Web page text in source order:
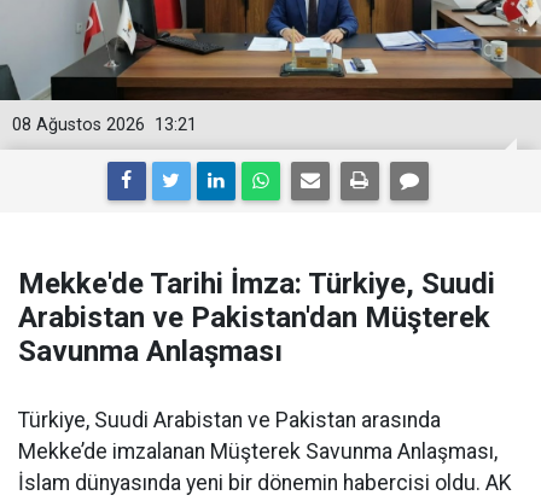
13:21
08 Ağustos 2026
Mekke'de Tarihi İmza: Türkiye, Suudi
Arabistan ve Pakistan'dan Müşterek
Savunma Anlaşması
Türkiye, Suudi Arabistan ve Pakistan arasında
Mekke’de imzalanan Müşterek Savunma Anlaşması,
İslam dünyasında yeni bir dönemin habercisi oldu. AK